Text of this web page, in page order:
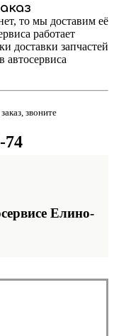
то мы доставим её
работает
доставки запчастей
автосервиса
звоните
74
Елино-